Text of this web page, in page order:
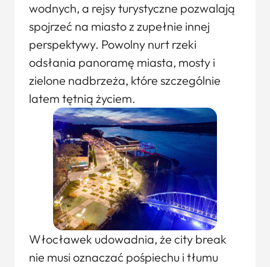
wodnych, a rejsy turystyczne pozwalają
spojrzeć na miasto z zupełnie innej
perspektywy. Powolny nurt rzeki
odsłania panoramę miasta, mosty i
zielone nadbrzeża, które szczególnie
latem tętnią życiem.
Włocławek udowadnia, że city break
nie musi oznaczać pośpiechu i tłumu